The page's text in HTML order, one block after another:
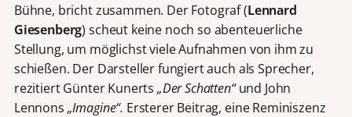
Bühne, bricht zusammen. Der Fotograf (Lennard
Giesenberg) scheut keine noch so abenteuerliche
Stellung, um möglichst viele Aufnahmen von ihm zu
schießen. Der Darsteller fungiert auch als Sprecher,
rezitiert Günter Kunerts „Der Schatten“und John
Lennons „Imagine“. Ersterer Beitrag, eine Reminiszenz